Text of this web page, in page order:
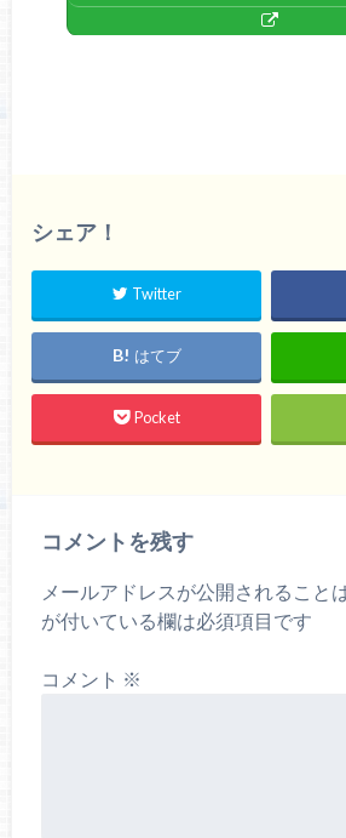
シェア！
Twitter
はてブ
Pocket
コメントを残す
メールアドレスが公開されること
が付いている欄は必須項目です
コメント ※